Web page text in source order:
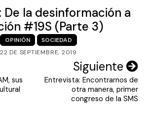
De la desinformación a
#19S (Parte 3)
OPINIÓN
SOCIEDAD
22 DE SEPTIEMBRE, 2019
sus
Siguiente
Entrevista: Encontrarnos de
otra manera, primer
congreso de la SMS